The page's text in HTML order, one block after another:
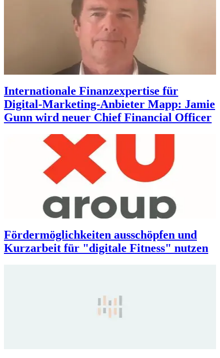
Internationale Finanzexpertise für
Digital-Marketing-Anbieter Mapp: Jamie
Gunn wird neuer Chief Financial Officer
Fördermöglichkeiten ausschöpfen und
Kurzarbeit für "digitale Fitness" nutzen